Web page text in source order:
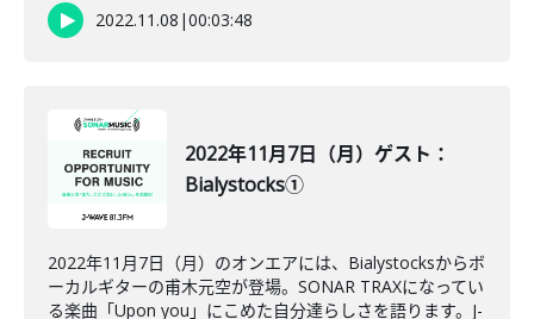
2022.11.08 |00:03:48
2022年11月7日（月）ゲスト：
Bialystocks①
2022年11月7日（月）のオンエアには、Bialystocksからボ
ーカルギターの甫木元空が登場。SONAR TRAXになってい
る楽曲「Upon you」にこめた自分達らしさを語ります。J-